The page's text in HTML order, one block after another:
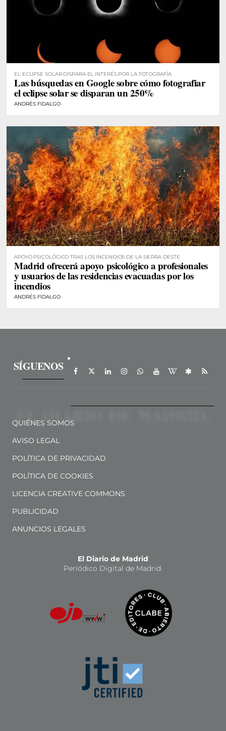
EL ECLIPSE SOLAR DISPARA EL INTERÉS POR LA FOTOGRAFÍA
Las búsquedas en Google sobre cómo fotografiar
el eclipse solar se disparan un 250%
ANDRÉS FIDALGO
APOYO PSICOLÓGICO TRAS LOS INCENDIOS DE LA SIERRA OESTE
Madrid ofrecerá apoyo psicológico a profesionales
y usuarios de las residencias evacuadas por los
incendios
ANDRÉS FIDALGO
SÍGUENOS
QUIÉNES SOMOS
AVISO LEGAL
POLÍTICA DE PRIVACIDAD
POLÍTICA DE COOKIES
LICENCIA CREATIVE COMMONS
PUBLICIDAD
ANUNCIOS LEGALES
El Diario de Madrid
Periódico Digital de Madrid.